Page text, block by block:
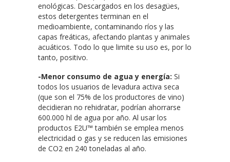
enológicas. Descargados en los desagües,
estos detergentes terminan en el
medioambiente, contaminando ríos y las
capas freáticas, afectando plantas y animales
acuáticos. Todo lo que limite su uso es, por lo
tanto, positivo.
-Menor consumo de agua y energía: Si
todos los usuarios de levadura activa seca
(que son el 75% de los productores de vino)
decidieran no rehidratar, podrían ahorrarse
600.000 hl de agua por año. Al usar los
productos E2U™ también se emplea menos
electricidad o gas y se reducen las emisiones
de CO2 en 240 toneladas al año.